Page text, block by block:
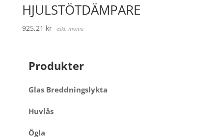
HJULSTÖTDÄMPARE
925,21 kr exkl. moms
Produkter
Glas Breddningslykta
Huvlås
Ögla